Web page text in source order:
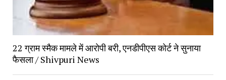
22 ग्राम स्मैक मामले में आरोपी बरी, एनडीपीएस कोर्ट ने सुनाया
फैसला / Shivpuri News